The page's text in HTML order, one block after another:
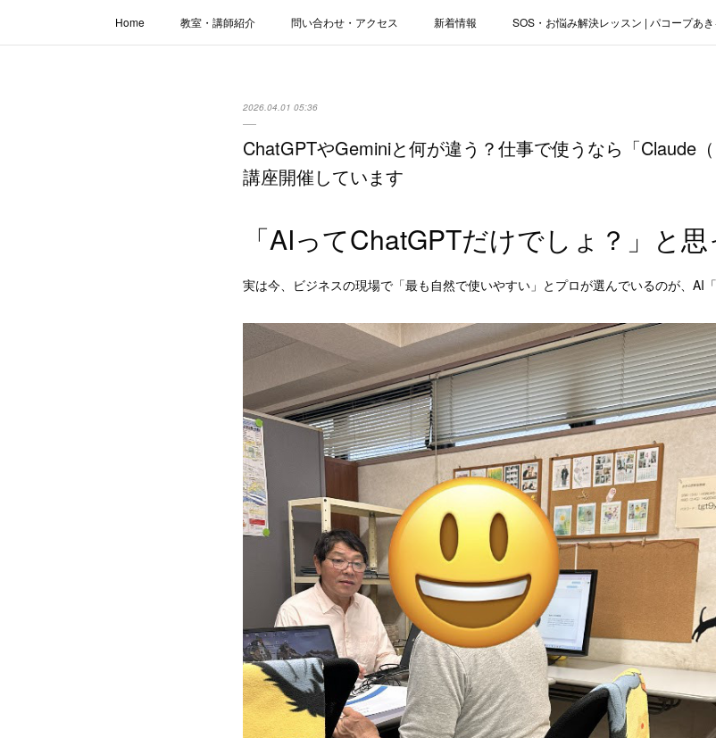
Home 教室・講師紹介 問い合わせ・アクセス 新着情報 SOS・お悩み解決レッスン | パコープあ
2026.04.01 05:36
ChatGPTやGeminiと何が違う？仕事で使うなら「Claude
講座開催しています
「AIってChatGPTだけでしょ？」と
実は今、ビジネスの現場で「最も自然で使いやすい」とプロが選んでいるのが、AI